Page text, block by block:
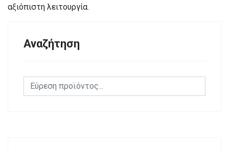
αξιόπιστη λειτουργία.
Αναζήτηση